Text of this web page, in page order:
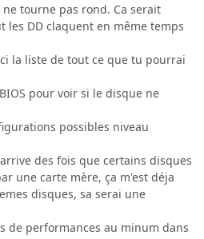
tourne pas rond. Ca serait
DD claquent en même temps
la liste de tout ce que tu pourrai
pour voir si le disque ne
possibles niveau
des fois que certains disques
une carte mère, ça m'est déja
disques, sa serai une
de performances au minum dans